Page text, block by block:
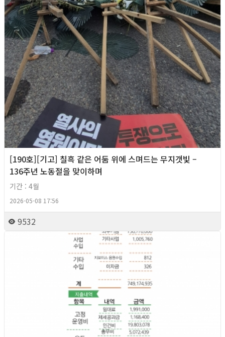
[190호][기고] 칠흑 같은 어둠 위에 스며드는 무지갯빛 –
136주년 노동절을 맞이하며
기간 : 4월
2026-05-08 17:56
9532